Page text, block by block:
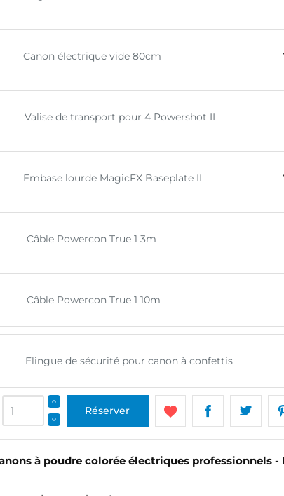
Canon électrique vide 80cm
Valise de transport pour 4 Powershot II
Embase lourde MagicFX Baseplate II
Câble Powercon True 1 3m
Câble Powercon True 1 10m
Elingue de sécurité pour canon à confettis
Réserver
à poudre colorée électriques professionnels -